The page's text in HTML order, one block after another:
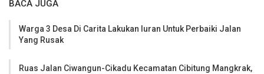
BACA JUGA
Warga 3 Desa Di Carita Lakukan Iuran Untuk Perbaiki Jalan
Yang Rusak
Ruas Jalan Ciwangun-Cikadu Kecamatan Cibitung Mangkrak,